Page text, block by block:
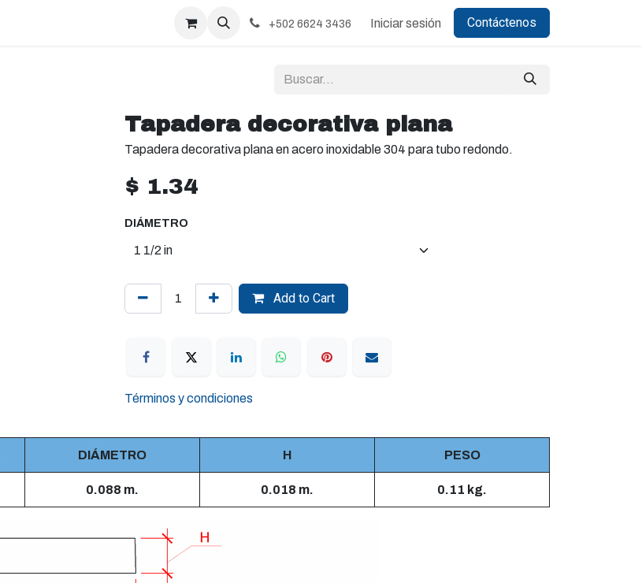
+502 6624 3436 Iniciar sesión Contáctenos
Tapadera decorativa plana
Tapadera decorativa plana en acero inoxidable 304 para tubo redondo.
$ 1.34
DIÁMETRO
Add to Cart
Términos y condiciones
DIÁMETRO H PESO
0.088 m. 0.018 m. 0.11 kg.